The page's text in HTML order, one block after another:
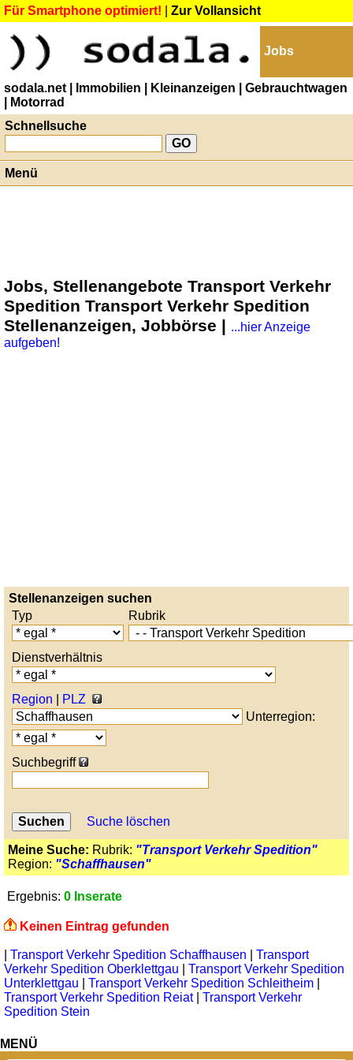
Für Smartphone optimiert! Zur Vollansicht
Jobs
sodala.net | Immobilien | Kleinanzeigen
| Gebrauchtwagen
| Motorrad
Schnellsuche
Menü
Jobs, Stellenangebote Transport Verkehr
Spedition Transport Verkehr Spedition
Stellenanzeigen, Jobbörse | ...hier Anzeige
aufgeben!
Stellenanzeigen suchen
Typ
Rubrik
Dienstverhältnis
Region
PLZ
Unterregion:
Suchbegriff
Suche löschen
Meine Suche: Rubrik: "Transport Verkehr Spedition"
Region: "Schaffhausen"
Ergebnis: 0 Inserate
Keinen Eintrag gefunden
Transport Verkehr Spedition Schaffhausen
Transport
Verkehr Spedition Oberklettgau
Transport Verkehr Spedition
Unterklettgau
Transport Verkehr Spedition Schleitheim
Transport Verkehr Spedition Reiat| Transport Verkehr
Spedition Stein
MENÜ